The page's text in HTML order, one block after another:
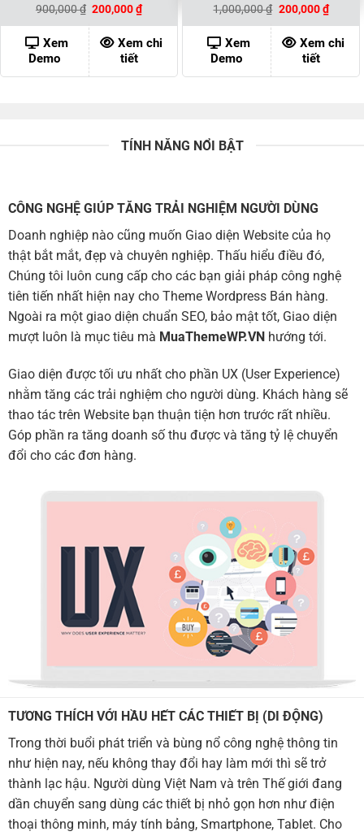
900,000₫ Giá
là:
900,000 ₫.
200,000₫Giá
hiện
tại
là:
200,000 ₫.
Xem
Demo
Xem chi
tiết
1,000,000₫ Giá
là:
1,000,000 ₫.
200,000₫Giá
hiện
tại
là:
Xem
Demo
Xem chi
tiết
TÍNH NĂNG NỔI BẬT
CÔNG NGHỆ GIÚP TĂNG TRẢI NGHIỆM NGƯỜI DÙNG
Doanh nghiệp nào cũng muốn Giao diện Website của họ
thật bắt mắt, đẹp và chuyên nghiệp. Thấu hiểu điều đó,
Chúng tôi luôn cung cấp cho các bạn giải pháp công nghệ
tiên tiến nhất hiện nay cho Theme Wordpress Bán hàng.
Ngoài ra một giao diện chuẩn SEO, bảo mật tốt, Giao diện
mượt luôn là mục tiêu mà MuaThemeWP.VN hướng tới.
Giao diện được tối ưu nhất cho phần UX (User Experience)
nhằm tăng các trải nghiệm cho người dùng. Khách hàng sẽ
thao tác trên Website bạn thuận tiện hơn trước rất nhiều.
Góp phần ra tăng doanh số thu được và tăng tỷ lệ chuyển
đổi cho các đơn hàng.
TƯƠNG THÍCH VỚI HẦU HẾT CÁC THIẾT BỊ (DI ĐỘNG)
Trong thời buổi phát triển và bùng nổ công nghệ thông tin
như hiện nay, nếu không thay đổi hay làm mới thì sẽ trở
thành lạc hậu. Người dùng Việt Nam và trên Thế giới đang
dần chuyển sang dùng các thiết bị nhỏ gọn hơn như điện
thoại thông minh, máy tính bảng, Smartphone, Tablet. Cho